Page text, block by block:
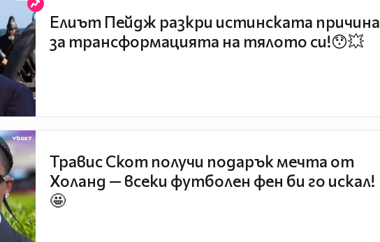
Елиът Пейдж разкри истинската причина
за трансформацията на тялото си!😯💥
Травис Скот получи подарък мечта от
Холанд — всеки футболен фен би го искал!
🤩